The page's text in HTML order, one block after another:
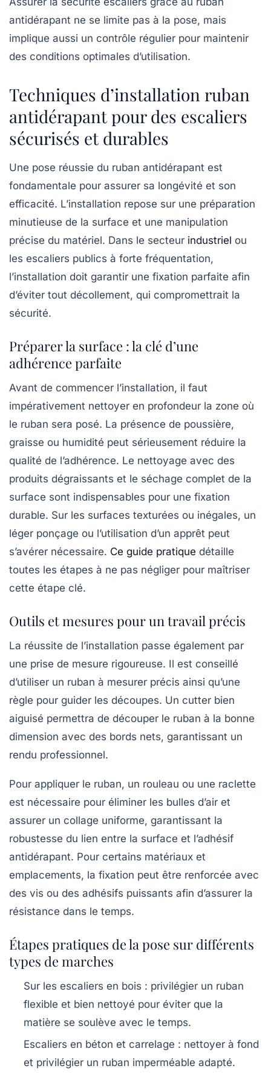
antidérapant ne se limite pas à la pose, mais
implique aussi un contrôle régulier pour maintenir
des conditions optimales d’utilisation.
Techniques d’installation ruban
antidérapant pour des escaliers
sécurisés et durables
Une pose réussie du ruban antidérapant est
fondamentale pour assurer sa longévité et son
efficacité. L’installation repose sur une préparation
minutieuse de la surface et une manipulation
précise du matériel. Dans le secteur industriel ou
les escaliers publics à forte fréquentation,
l’installation doit garantir une fixation parfaite afin
d’éviter tout décollement, qui compromettrait la
sécurité.
Préparer la surface : la clé d’une
adhérence parfaite
Avant de commencer l’installation, il faut
impérativement nettoyer en profondeur la zone où
le ruban sera posé. La présence de poussière,
graisse ou humidité peut sérieusement réduire la
qualité de l’adhérence. Le nettoyage avec des
produits dégraissants et le séchage complet de la
surface sont indispensables pour une fixation
durable. Sur les surfaces texturées ou inégales, un
léger ponçage ou l’utilisation d’un apprêt peut
s’avérer nécessaire. Ce guide pratique détaille
toutes les étapes à ne pas négliger pour maîtriser
cette étape clé.
Outils et mesures pour un travail précis
La réussite de l’installation passe également par
une prise de mesure rigoureuse. Il est conseillé
d’utiliser un ruban à mesurer précis ainsi qu’une
règle pour guider les découpes. Un cutter bien
aiguisé permettra de découper le ruban à la bonne
dimension avec des bords nets, garantissant un
rendu professionnel.
Pour appliquer le ruban, un rouleau ou une raclette
est nécessaire pour éliminer les bulles d’air et
assurer un collage uniforme, garantissant la
robustesse du lien entre la surface et l’adhésif
antidérapant. Pour certains matériaux et
emplacements, la fixation peut être renforcée avec
des vis ou des adhésifs puissants afin d’assurer la
résistance dans le temps.
Étapes pratiques de la pose sur différents
types de marches
Sur les escaliers en bois : privilégier un ruban
flexible et bien nettoyé pour éviter que la
matière se soulève avec le temps.
Escaliers en béton et carrelage : nettoyer à fond
et privilégier un ruban imperméable adapté.